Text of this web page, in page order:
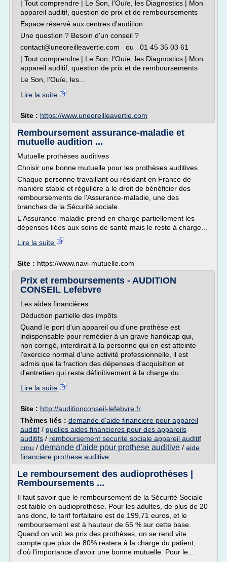
| Tout comprendre | Le Son, l'Ouïe, les Diagnostics | Mon
appareil auditif, question de prix et de remboursements
Espace réservé aux centres d'audition
Une question ? Besoin d'un conseil ?
contact@uneoreilleavertie.com ou 01 45 35 03 61
| Tout comprendre | Le Son, l'Ouïe, les Diagnostics | Mon
appareil auditif, question de prix et de remboursements
Le Son, l'Ouïe, les...
Lire la suite
Site : https://www.uneoreilleavertie.com
Remboursement assurance-maladie et
mutuelle audition ...
Mutuelle prothèses auditives
Choisir une bonne mutuelle pour les prothèses auditives
Chaque personne travaillant ou résidant en France de
manière stable et régulière a le droit de bénéficier des
remboursements de l'Assurance-maladie, une des
branches de la Sécurité sociale.
L'Assurance-maladie prend en charge partiellement les
dépenses liées aux soins de santé mais le reste à charge...
Lire la suite
Site : https://www.navi-mutuelle.com
Prix et remboursements - AUDITION
CONSEIL Lefebvre
Les aides financières
Déduction partielle des impôts
Quand le port d'un appareil ou d'une prothèse est
indispensable pour remédier à un grave handicap qui,
non corrigé, interdirait à la personne qui en est atteinte
l'exercice normal d'une activité professionnelle, il est
admis que la fraction des dépenses d'acquisition et
d'entretien qui reste définitivement à la charge du...
Lire la suite
Site : http://auditionconseil-lefebvre.fr
Thèmes liés : demande d'aide financiere pour appareil
auditif / quelles aides financieres pour des appareils
auditifs / remboursement securite sociale appareil auditif
cmu / demande d'aide pour prothese auditive / aide
financiere prothese auditive
Le remboursement des audioprothèses |
Remboursements ...
Il faut savoir que le remboursement de la Sécurité Sociale
est faible en audioprothèse. Pour les adultes, de plus de 20
ans donc, le tarif forfaitaire est de 199,71 euros, et le
remboursement est à hauteur de 65 % sur cette base.
Quand on voit les prix des prothèses, on se rend vite
compte que plus de 80% restera à la charge du patient,
d'où l'importance d'avoir une bonne mutuelle. Pour le...